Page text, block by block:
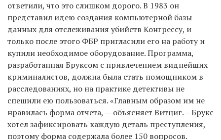
ответили, что это слишком дорого. В 1983 он
представил идею создания компьютерной базы
данных для отслеживания убийств Конгрессу, и
только после этого ФБР пригласили его на работу и
купили необходимое оборудование. Программа,
разработанная Бруксом с привлечением виднейших
криминалистов, должна была стать помощником в
расследованиях, но на практике детективы не
спешили ею пользоваться. «Главным образом им не
нравилась форма отчета, — объясняет Витциг. – Брукс
хотел зафиксировать каждую деталь преступления,
поэтому форма содержала более 150 вопросов.